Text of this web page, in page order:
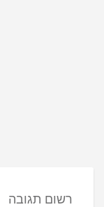
רשום תגובה